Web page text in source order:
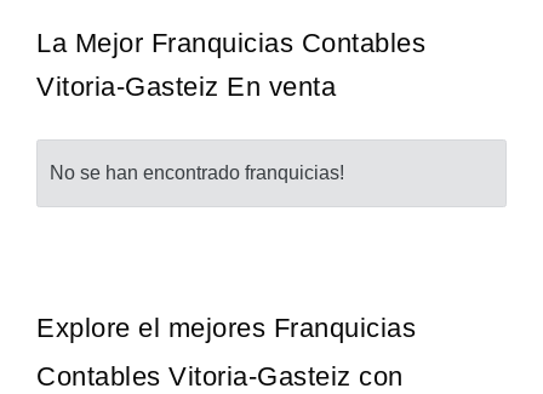
La Mejor Franquicias Contables
Vitoria-Gasteiz En venta
No se han encontrado franquicias!
Explore el mejores Franquicias
Contables Vitoria-Gasteiz con